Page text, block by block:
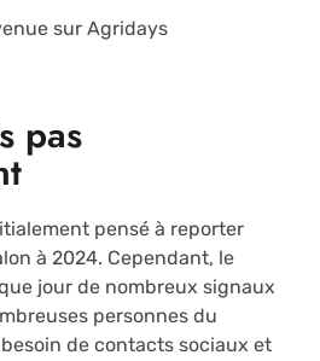
pas
pensé à reporter
à 2024. Cependant, le
jour de nombreux signaux
personnes du
de contacts sociaux et